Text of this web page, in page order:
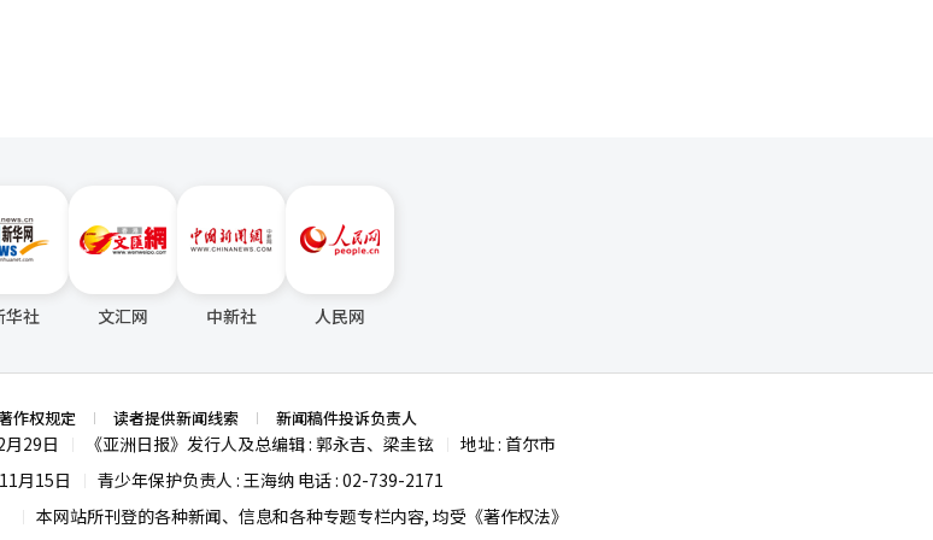
华社 文汇网 中新社 人民网
作权规定 读者提供新闻线索 新闻稿件投诉负责人
月29日 《亚洲日报》发行人及总编辑 : 郭永吉、梁圭铉
地址 : 首尔市
月15日
青少年保护负责人 : 王海纳 电话 : 02-739-2171
本网站所刊登的各种新闻、信息和各种专题专栏内容, 均受《著作权法》